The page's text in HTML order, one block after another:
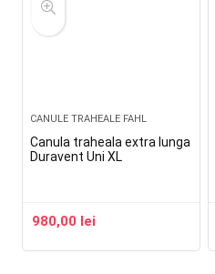
CANULE TRAHEALE FAHL
Canula traheala extra lunga
Duravent Uni XL
980,00 lei